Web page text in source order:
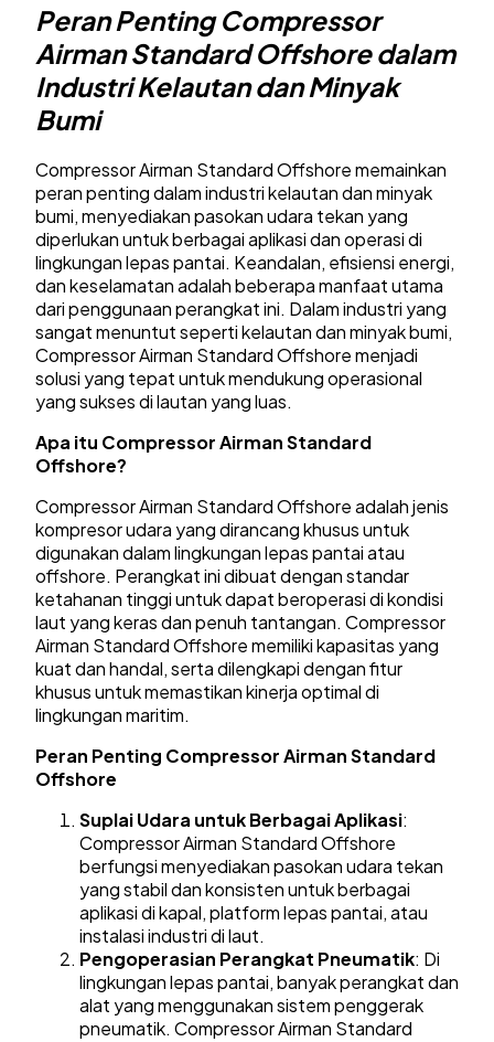
Peran Penting Compressor
Airman Standard Offshore dalam
Industri Kelautan dan Minyak
Bumi
Compressor Airman Standard Offshore memainkan
peran penting dalam industri kelautan dan minyak
bumi, menyediakan pasokan udara tekan yang
diperlukan untuk berbagai aplikasi dan operasi di
lingkungan lepas pantai. Keandalan, efisiensi energi,
dan keselamatan adalah beberapa manfaat utama
dari penggunaan perangkat ini. Dalam industri yang
sangat menuntut seperti kelautan dan minyak bumi,
Compressor Airman Standard Offshore menjadi
solusi yang tepat untuk mendukung operasional
yang sukses di lautan yang luas.
Apa itu Compressor Airman Standard
Offshore?
Compressor Airman Standard Offshore adalah jenis
kompresor udara yang dirancang khusus untuk
digunakan dalam lingkungan lepas pantai atau
offshore. Perangkat ini dibuat dengan standar
ketahanan tinggi untuk dapat beroperasi di kondisi
laut yang keras dan penuh tantangan. Compressor
Airman Standard Offshore memiliki kapasitas yang
kuat dan handal, serta dilengkapi dengan fitur
khusus untuk memastikan kinerja optimal di
lingkungan maritim.
Peran Penting Compressor Airman Standard
Offshore
Suplai Udara untuk Berbagai Aplikasi:
Compressor Airman Standard Offshore
berfungsi menyediakan pasokan udara tekan
yang stabil dan konsisten untuk berbagai
aplikasi di kapal, platform lepas pantai, atau
instalasi industri di laut.
Pengoperasian Perangkat Pneumatik: Di
lingkungan lepas pantai, banyak perangkat dan
alat yang menggunakan sistem penggerak
pneumatik. Compressor Airman Standard